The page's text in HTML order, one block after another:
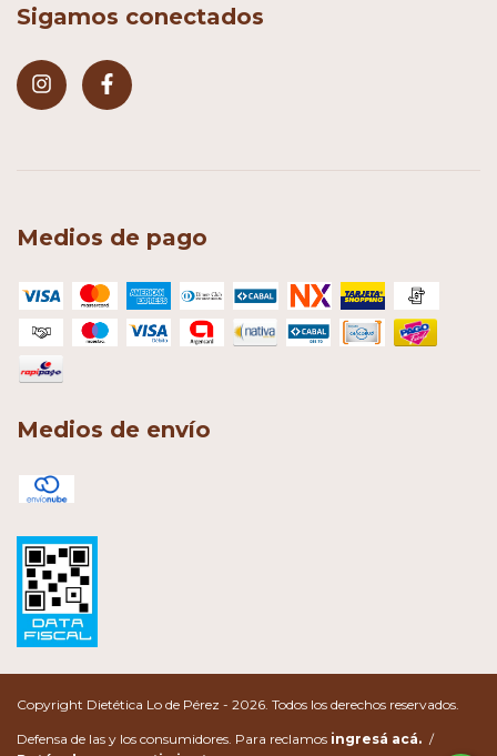
Sigamos conectados
Medios de pago
Medios de envío
Copyright Dietética Lo de Pérez - 2026. Todos los derechos reservados.
Defensa de las y los consumidores. Para reclamos ingresá acá. /